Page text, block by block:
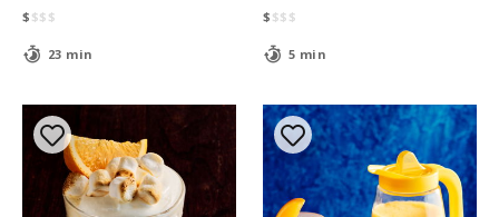
$ $$ $
23 min
$ $$ $
5 min